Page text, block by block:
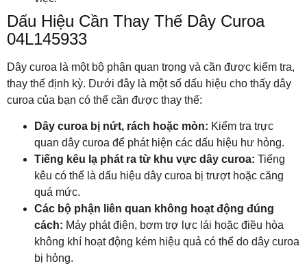
Dấu Hiệu Cần Thay Thế Dây Curoa
04L145933
Dây curoa là một bộ phận quan trọng và cần được kiểm tra,
thay thế định kỳ. Dưới đây là một số dấu hiệu cho thấy dây
curoa của bạn có thể cần được thay thế:
Dây curoa bị nứt, rách hoặc mòn: Kiểm tra trực
quan dây curoa để phát hiện các dấu hiệu hư hỏng.
Tiếng kêu lạ phát ra từ khu vực dây curoa: Tiếng
kêu có thể là dấu hiệu dây curoa bị trượt hoặc căng
quá mức.
Các bộ phận liên quan không hoạt động đúng
cách: Máy phát điện, bơm trợ lực lái hoặc điều hòa
không khí hoạt động kém hiệu quả có thể do dây curoa
bị hỏng.